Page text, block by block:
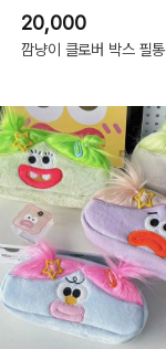
20,000
깜냥이 클로버 박스 필통